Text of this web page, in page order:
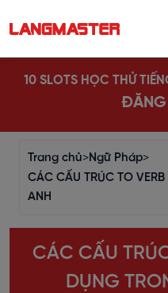
10 SLOTS HỌC THỬ
ĐĂNG
Trang chủ>Ngữ Pháp>
CÁC CẤU TRÚC TO
ANH
CÁC CẤU
DỤNG